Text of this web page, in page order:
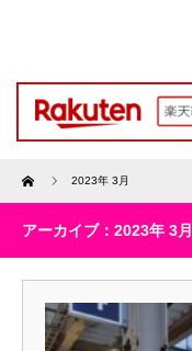
Home 2023年 3月
アーカイブ：2023年 3月